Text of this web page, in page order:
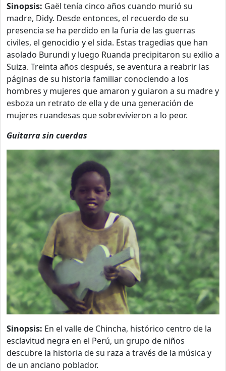
Sinopsis: Gaël tenía cinco años cuando murió su
madre, Didy. Desde entonces, el recuerdo de su
presencia se ha perdido en la furia de las guerras
civiles, el genocidio y el sida. Estas tragedias que han
asolado Burundi y luego Ruanda precipitaron su exilio a
Suiza. Treinta años después, se aventura a reabrir las
páginas de su historia familiar conociendo a los
hombres y mujeres que amaron y guiaron a su madre y
esboza un retrato de ella y de una generación de
mujeres ruandesas que sobrevivieron a lo peor.
Guitarra sin cuerdas
Sinopsis: En el valle de Chincha, histórico centro de la
esclavitud negra en el Perú, un grupo de niños
descubre la historia de su raza a través de la música y
de un anciano poblador.